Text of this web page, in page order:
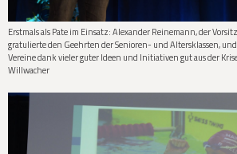
Erstmals als Pate im Einsatz: Alexander Reinemann, der
gratulierte den Geehrten der Senioren- und Altersklassen,
Vereine dank vieler guter Ideen und Initiativen gut aus der
Willwacher